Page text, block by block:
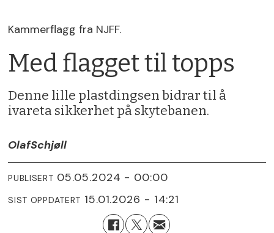
Kammerflagg fra NJFF.
Med flagget til topps
Denne lille plastdingsen bidrar til å
ivareta sikkerhet på skytebanen.
OlafSchjøll
PUBLISERT 05.05.2024 - 00:00
SIST OPPDATERT 15.01.2026 - 14:21